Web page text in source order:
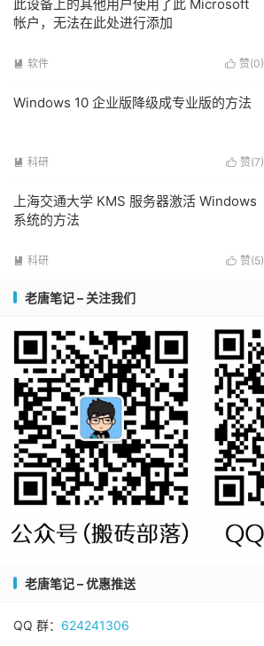
此设备上的其他用户使用了此 Microsoft
帐户，无法在此处进行添加
 赞(0)
 软件
Windows 10 企业版降级成专业版的方法
 赞(7)
 科研
上海交通大学 KMS 服务器激活 Windows
系统的方法
 赞(5)
 科研
老唐笔记 – 关注我们
老唐笔记 – 优惠推送
QQ 群： 624241306